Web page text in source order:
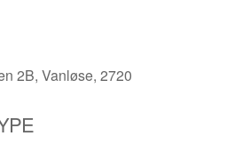
2B, Vanløse, 2720